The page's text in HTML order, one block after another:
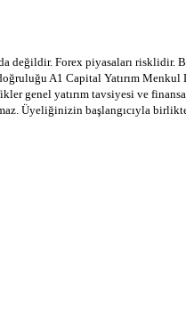
değildir. Forex piyasaları
A1 Capital Yatırım
genel yatırım tavsiyesi ve
Üyeliğinizin başlangıcıyla